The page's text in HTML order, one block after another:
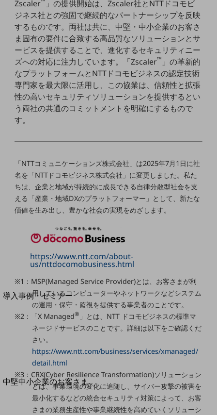
IOT完了済みメーカーブランド製品
料金
料金TOP
ドコモBiz データ無制限 ドコモ MAX ドコモ mini ドコモBiz かけ放題
ケータイプラン
5Gデータプラス
データプラス
端末の一元管理
セキュリティ
運用保守・故障紛失サポート
別ウィンドウで開きます
サービスをご利用中のお客さま
導入事例・セミナー
導入事例TOP
最新の導入事例や注目の導入事例をご紹介します
開催・出展する各種セミナー、イベント情報をご紹介します
別ウィンドウで開きます
中堅中小企業のお客さま
NTTドコモビジネスウォッチ
ビジネスお役立ち情報
Zscaler
」の提供開始は、Zscaler社とNTTドコモビ
ジネス社との強固で継続的なパートナーシップを反映
するものです。両社は共に、中堅・中小企業のお客さ
ま固有の要件に合致する高品質なソリューションとサ
ービスを提供することで、進化するセキュリティニー
ズへの対応に注力しています。「Zscaler™ 」の革新的
なプラットフォームとNTTドコモビジネスの認定技術
専門家を最大限に活用し、この協業は、信頼性と拡張
性の高いセキュリティソリューションを提供するとい
う両社の共通のコミットメントを明確にするもので
す。
「NTTコミュニケーションズ株式会社」は2025年7月1日に社
名を「NTTドコモビジネス株式会社」に変更しました。私た
ちは、企業と地域が持続的に成長できる自律分散型社会を支
える「産業・地域DXのプラットフォーマー」として、新たな
価値を生み出し、豊かな社会の実現をめざします。
https://www.ntt.com/about-
us/nttdocomobusiness.html
※1：MSP(Managed Service Provider)とは、お客さまが利
用しているコンピューターやネットワークなどシステム
の運用・保守・監視を提供する事業者のことです。
※2：「X Managed® 」とは、NTT ドコモビジネスの標準マ
ネージドサービスのことです。詳細は以下をご確認くだ
さい。
https://www.ntt.com/business/services/xmanaged/
detail.html
※3：CRX(Cyber Resilience Transformation)ソリューション
とは、事業環境の変化に追随し、サイバー攻撃の被害を
最小化するなどの統合セキュリティ対策によって、お客
さまの業務生産性や事業継続性を高めていくソリューシ